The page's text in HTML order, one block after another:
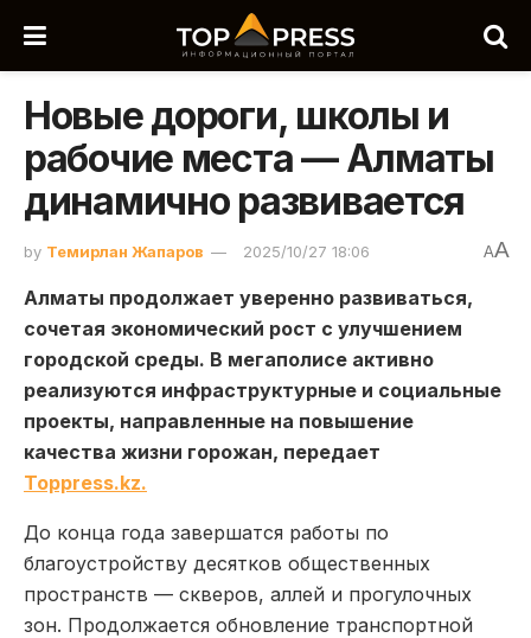
Новые дороги, школы и
рабочие места — Алматы
динамично развивается
by Темирлан Жапаров 2025/10/27 18:06 AA
Алматы продолжает уверенно развиваться,
сочетая экономический рост с улучшением
городской среды. В мегаполисе активно
реализуются инфраструктурные и социальные
проекты, направленные на повышение
качества жизни горожан, передает
Toppress.kz.
До конца года завершатся работы по
благоустройству десятков общественных
пространств — скверов, аллей и прогулочных
зон. Продолжается обновление транспортной